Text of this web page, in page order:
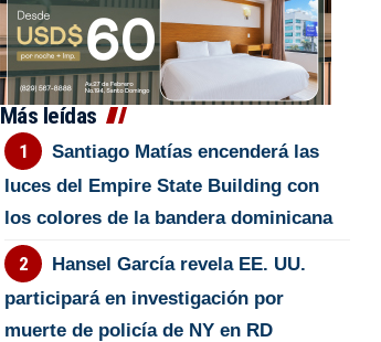
Más leídas
Santiago Matías encenderá las
luces del Empire State Building con
los colores de la bandera dominicana
Hansel García revela EE. UU.
participará en investigación por
muerte de policía de NY en RD